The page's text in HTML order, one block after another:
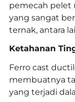
pemecah pelet
yang sangat
ternak, antara
Ketahanan
Ferro cast
membuatnya
yang terjadi